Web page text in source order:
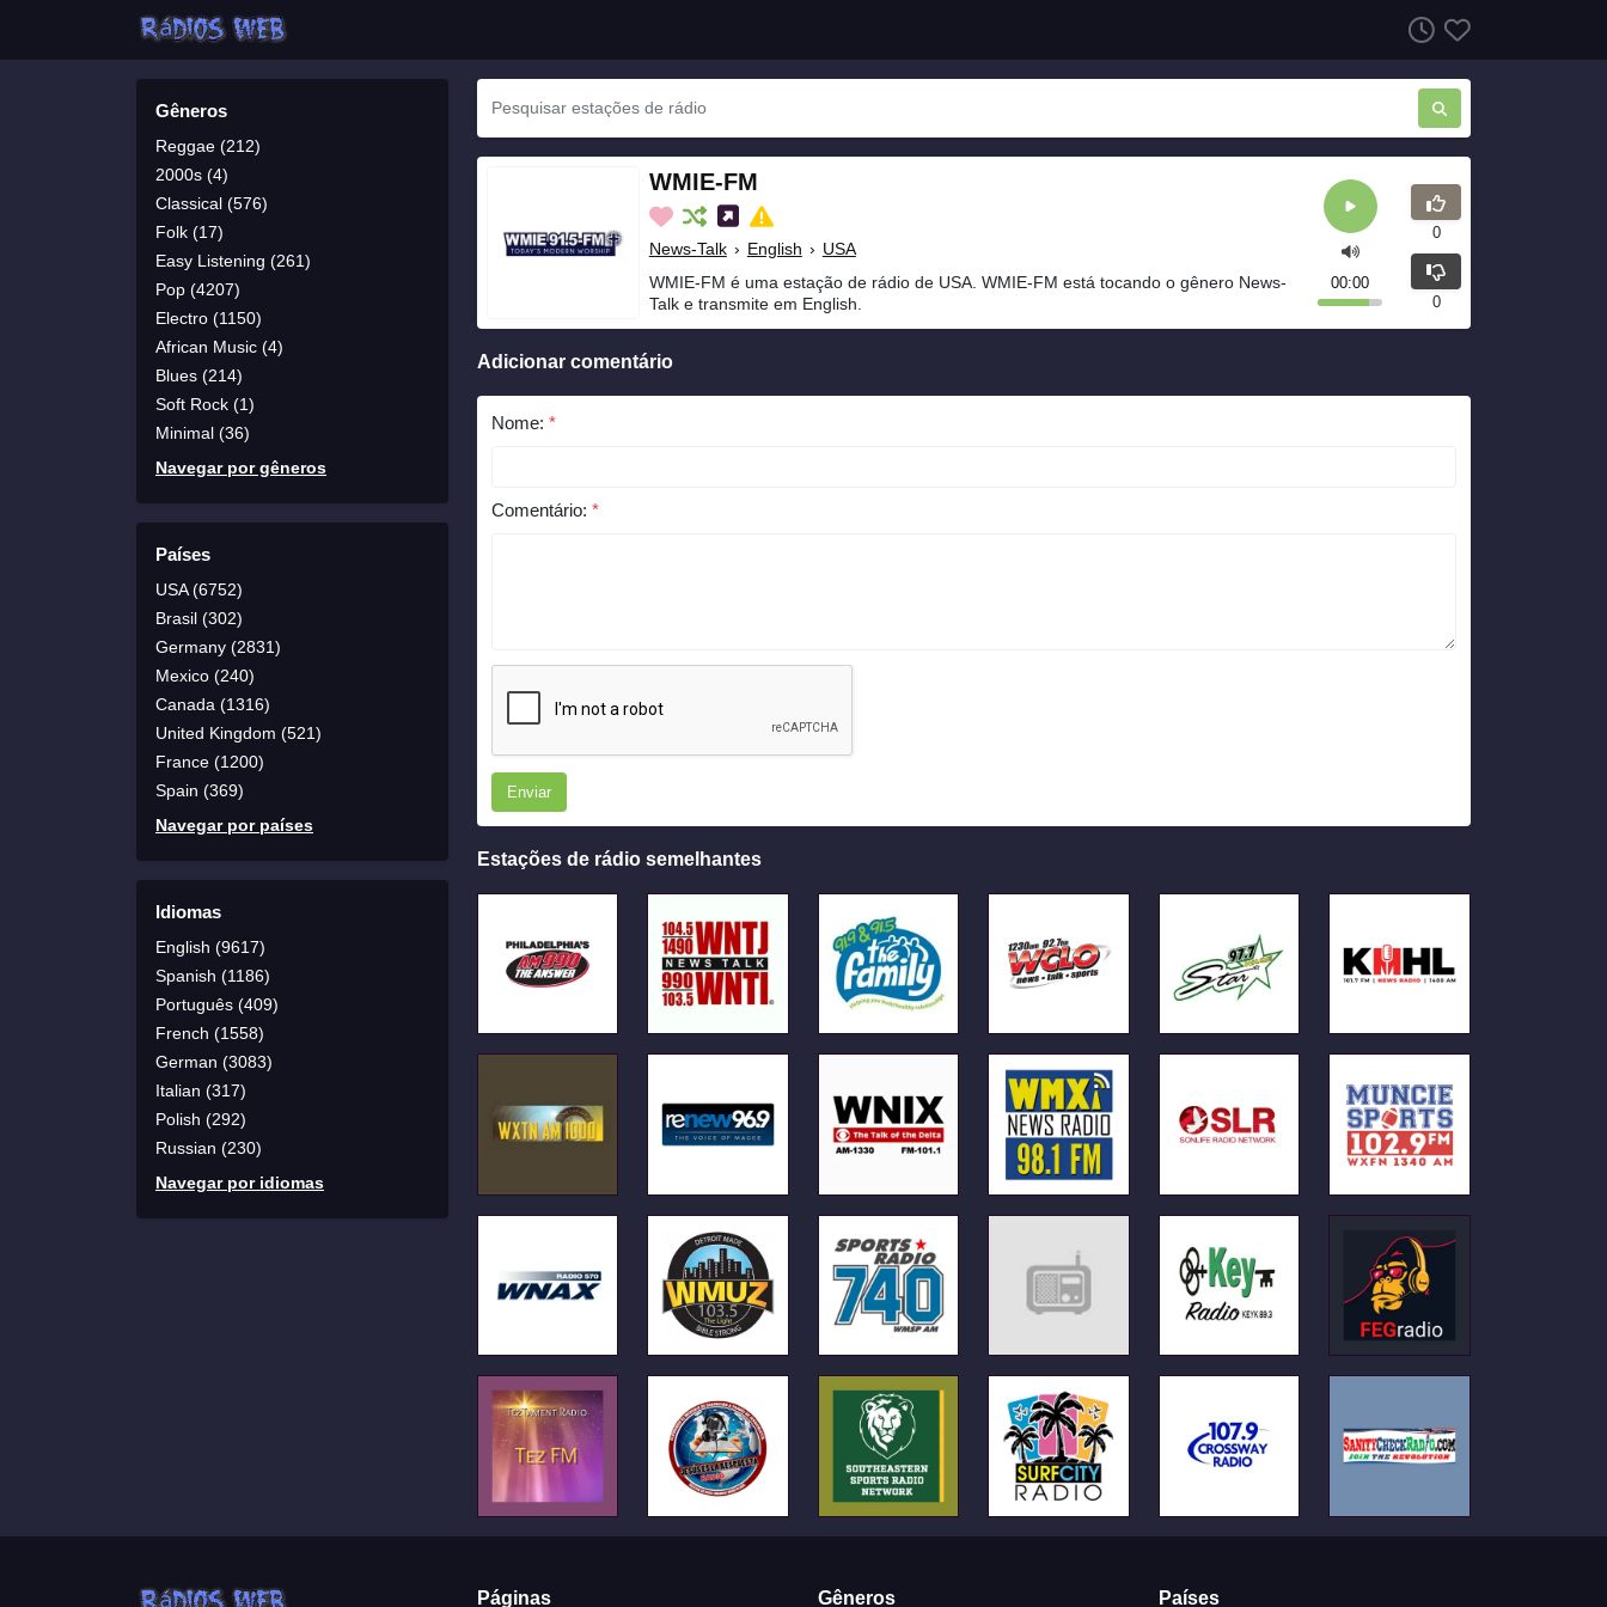
Gêneros
Reggae (212)
2000s (4)
Classical (576)
Folk (17)
Easy Listening (261)
Pop (4207)
Electro (1150)
African Music (4)
Blues (214)
Soft Rock (1)
Minimal (36)
Navegar por gêneros
Países
USA (6752)
Brasil (302)
Germany (2831)
Mexico (240)
Canada (1316)
United Kingdom (521)
France (1200)
Spain (369)
Navegar por países
Idiomas
English (9617)
Spanish (1186)
Português (409)
French (1558)
German (3083)
Italian (317)
Polish (292)
Russian (230)
Navegar por idiomas
WMIE-FM
News-Talk › English › USA
WMIE-FM é uma estação de rádio de USA. WMIE-FM está tocando o gênero News-
Talk e transmite em English.
00:00
0
0
Adicionar comentário
Nome: *
Comentário: *
Enviar
Estações de rádio semelhantes
Páginas Gêneros Países